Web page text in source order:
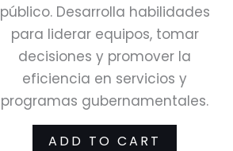
público. Desarrolla habilidades
para liderar equipos, tomar
decisiones y promover la
eficiencia en servicios y
programas gubernamentales.
ADD TO CART